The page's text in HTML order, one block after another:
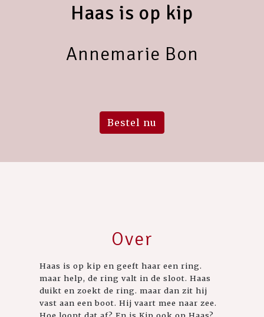
Haas is op kip
Annemarie Bon
Bestel nu
Over
Haas is op kip en geeft haar een ring.
maar help, de ring valt in de sloot. Haas
duikt en zoekt de ring. maar dan zit hij
vast aan een boot. Hij vaart mee naar zee.
Hoe loopt dat af? En is Kip ook op Haas?